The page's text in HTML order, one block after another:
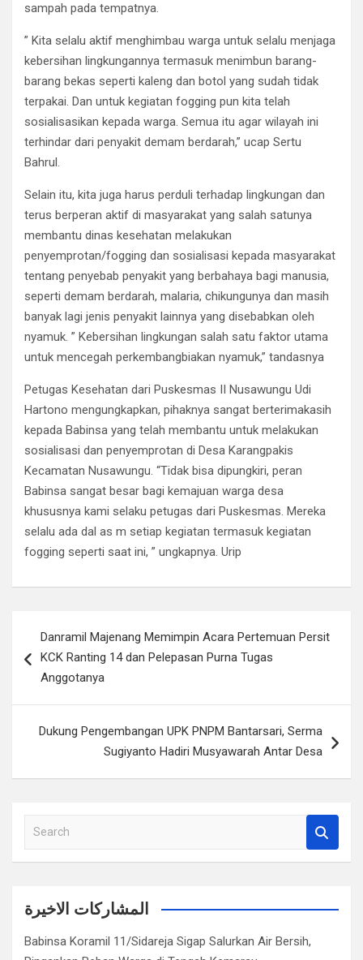
sampah pada tempatnya.
” Kita selalu aktif menghimbau warga untuk selalu menjaga
kebersihan lingkungannya termasuk menimbun barang-
barang bekas seperti kaleng dan botol yang sudah tidak
terpakai. Dan untuk kegiatan fogging pun kita telah
sosialisasikan kepada warga. Semua itu agar wilayah ini
terhindar dari penyakit demam berdarah,” ucap Sertu
Bahrul.
Selain itu, kita juga harus perduli terhadap lingkungan dan
terus berperan aktif di masyarakat yang salah satunya
membantu dinas kesehatan melakukan
penyemprotan/fogging dan sosialisasi kepada masyarakat
tentang penyebab penyakit yang berbahaya bagi manusia,
seperti demam berdarah, malaria, chikungunya dan masih
banyak lagi jenis penyakit lainnya yang disebabkan oleh
nyamuk. ” Kebersihan lingkungan salah satu faktor utama
untuk mencegah perkembangbiakan nyamuk,” tandasnya
Petugas Kesehatan dari Puskesmas II Nusawungu Udi
Hartono mengungkapkan, pihaknya sangat berterimakasih
kepada Babinsa yang telah membantu untuk melakukan
sosialisasi dan penyemprotan di Desa Karangpakis
Kecamatan Nusawungu. “Tidak bisa dipungkiri, peran
Babinsa sangat besar bagi kemajuan warga desa
khususnya kami selaku petugas dari Puskesmas. Mereka
selalu ada dal as m setiap kegiatan termasuk kegiatan
fogging seperti saat ini, ” ungkapnya. Urip
posDanramil Majenang Memimpin Acara Pertemuan Persit
KCK Ranting 14 dan Pelepasan Purna Tugas
Anggotanya
Dukung Pengembangan UPK PNPM Bantarsari, Serma
Sugiyanto Hadiri Musyawarah Antar Desa
a
c
المشاركات الاخيرة
Babinsa Koramil 11/Sidareja Sigap Salurkan Air Bersih,